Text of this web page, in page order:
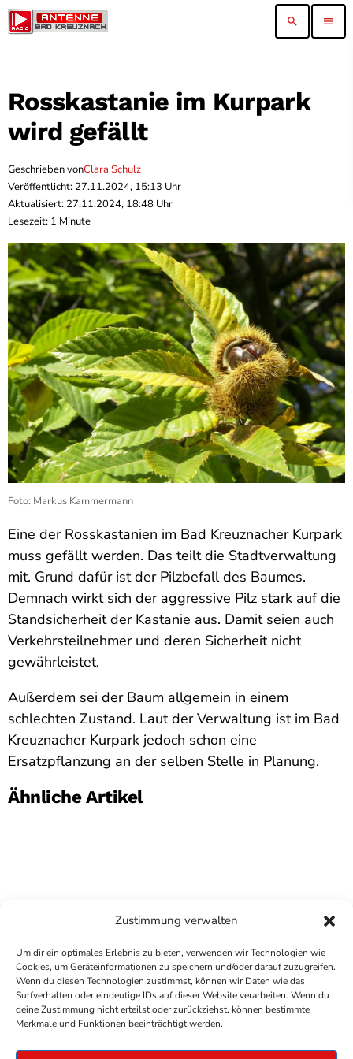
Zustimmung verwalten
Um dir ein optimales Erlebnis zu bieten, verwenden wir Technologien wie
Cookies, um Geräteinformationen zu speichern und/oder darauf zuzugreifen.
Wenn du diesen Technologien zustimmst, können wir Daten wie das
Surfverhalten oder eindeutige IDs auf dieser Website verarbeiten. Wenn du
deine Zustimmung nicht erteilst oder zurückziehst, können bestimmte
Merkmale und Funktionen beeinträchtigt werden.
search menu
Rosskastanie im Kurpark
wird gefällt
Geschrieben vonClara Schulz
Veröffentlicht: 27.11.2024, 15:13 Uhr
Aktualisiert: 27.11.2024, 18:48 Uhr
Lesezeit: 1 Minute
Foto: Markus Kammermann
Eine der Rosskastanien im Bad Kreuznacher Kurpark
muss gefällt werden. Das teilt die Stadtverwaltung
mit. Grund dafür ist der Pilzbefall des Baumes.
Demnach wirkt sich der aggressive Pilz stark auf die
Standsicherheit der Kastanie aus. Damit seien auch
Verkehrsteilnehmer und deren Sicherheit nicht
gewährleistet.
Außerdem sei der Baum allgemein in einem
schlechten Zustand. Laut der Verwaltung ist im Bad
Kreuznacher Kurpark jedoch schon eine
Ersatzpflanzung an der selben Stelle in Planung.
Ähnliche Artikel
COPYRIGHTANTENNE BAD KREUZNACH